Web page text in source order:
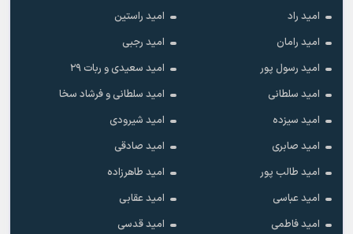
امید راد
امید راستین
امید رامان
امید رجبی
امید رسول پور
امید سعیدی و ربات ۲۹
امید سلطانی
امید سلطانی و فرشاد سخا
امید سیزده
امید شیرودی
امید صابری
امید صادقی
امید طالب پور
امید طاهرزاده
امید عباسی
امید عقابی
امید فاطمی
امید قدسی